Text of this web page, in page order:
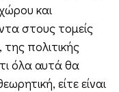
και
στους τομείς
πολιτικής
όλα αυτά θα
είτε είναι